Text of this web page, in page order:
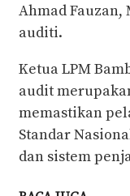
Ahmad Fauzan,
auditi.
Ketua LPM
audit
memastikan
Standar
dan sistem